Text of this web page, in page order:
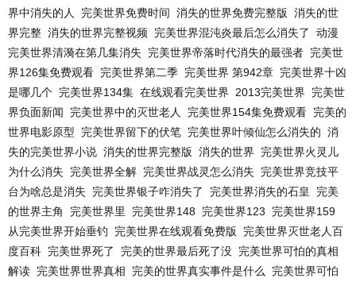
界中消失的人
完美世界免费时间 消失的世界免费完整版 消失的世
界完整 消失的世界完整视频 完美世界混沌炎最后怎么消失了
动漫
完美世界清漪在第几集消失
完美世界帝落时代消失的最强者 完美世
界126集免费观看 完美世界第二季 完美世界 第942章 完美世界十凶
是哪几个 完美世界134集 在线观看完美世界 2013完美世界
完美世
界负面新闻
完美世界中的灭世老人 完美世界154集免费观看 完美的
世界电影原型
完美世界留下的伏笔 完美世界叶倾仙怎么消失的 消
失的完美世界小说 消失的世界完整版 消失的世界
完美世界火灵儿
为什么消失
完美世界全解 完美世界战灵怎么消失
完美世界竞技平
台为啥总是消失
完美世界银子咋消失了 完美世界消失的石皇
完美
的世界主角
完美世界里 完美世界148 完美世界123
完美世界159
从完美世界开始垂钓
完美世界在线观看免费版
完美世界灭世老人百
度百科 完美世界死了 完美的世界最后死了没 完美世界可怕的真相
解读 完美世界世界真相 完美的世界真实事件是什么
完美世界可怕